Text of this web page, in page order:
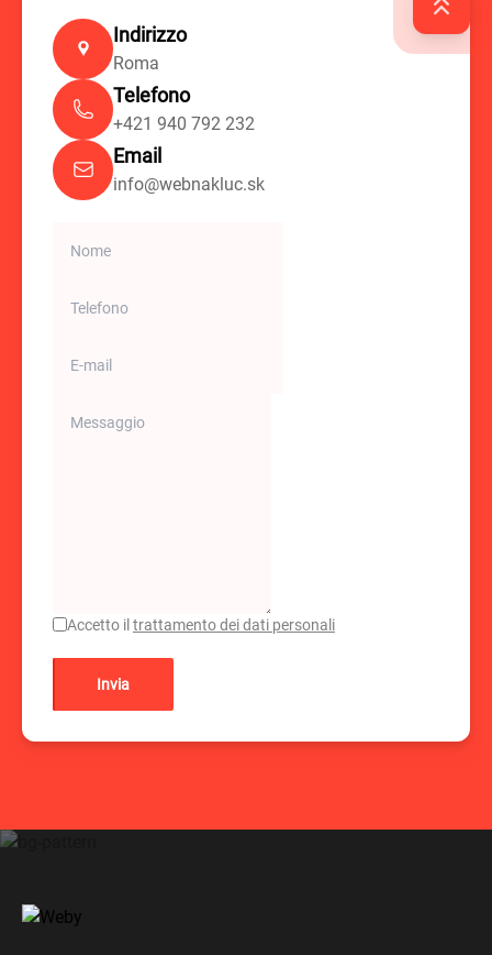
Indirizzo
Roma
Telefono
+421 940 792 232
Email
info@webnakluc.sk
Accetto il trattamento dei dati personali
Invia